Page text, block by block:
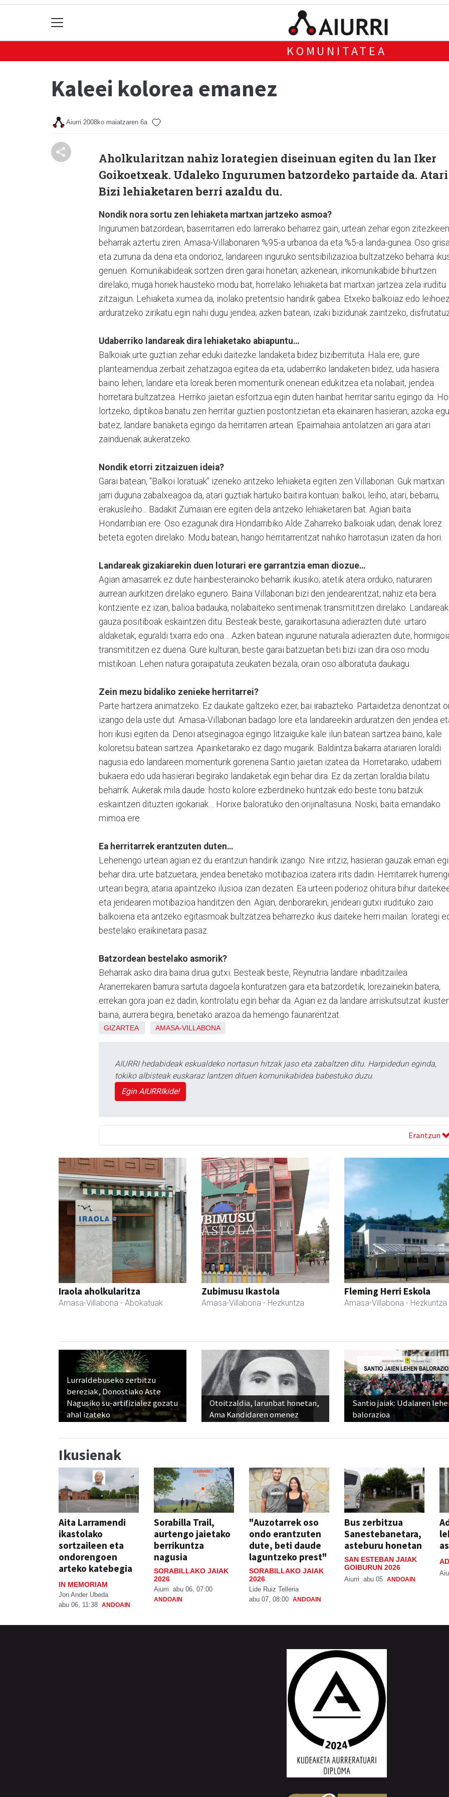
KOMUNITATEA
Kaleei kolorea emanez
Aiurri 2008ko maiatzaren 6a
Aholkularitzan nahiz lorategien diseinuan egiten du lan Iker
Goikoetxeak. Udaleko Ingurumen batzordeko partaide da. Atari
Bizi lehiaketaren berri azaldu du.
Nondik nora sortu zen lehiaketa martxan jartzeko asmoa?
Ingurumen batzordean, baserritarren edo larrerako beharrez gain, urtean zehar egon zitezkeen
beharrak aztertu ziren. Amasa-Villabonaren %95-a urbanoa da eta %5-a landa-gunea. Oso
eta zurruna da dena eta ondorioz, landareen inguruko sentsibilizazioa bultzatzeko beharra
genuen. Komunikabideak sortzen diren garai honetan, azkenean, inkomunikabide bihurtzen
direlako, muga horiek hausteko modu bat, horrelako lehiaketa bat martxan jartzea zela iruditu
zitzaigun. Lehiaketa xumea da, inolako pretentsio handirik gabea. Etxeko balkoiaz edo
arduratzeko zirikatu egin nahi dugu jendea; azken batean, izaki bizidunak zaintzeko,
Udaberriko landareak dira lehiaketako abiapuntu…
Balkoiak urte guztian zehar eduki daitezke landaketa bidez biziberrituta. Hala ere, gure
planteamendua zerbait zehatzagoa egitea da eta, udaberriko landaketen bidez, uda hasiera
baino lehen, landare eta loreak beren momenturik onenean edukitzea eta nolabait, jendea
horretara bultzatzea. Herriko jaietan esfortzua egin duten hainbat herritar saritu egingo da.
lortzeko, diptikoa banatu zen herritar guztien postontzietan eta ekainaren hasieran, azoka
batez, landare banaketa egingo da herritarren artean. Epaimahaia antolatzen ari gara atari
zainduenak aukeratzeko.
Nondik etorri zitzaizuen ideia?
Garai batean, “Balkoi loratuak” izeneko antzeko lehiaketa egiten zen Villabonan. Guk martxan
jarri duguna zabalxeagoa da, atari guztiak hartuko baitira kontuan: balkoi, leiho, atari, bebarru,
erakusleiho... Badakit Zumaian ere egiten dela antzeko lehiaketaren bat. Agian baita
Hondarribian ere. Oso ezagunak dira Hondarribiko Alde Zaharreko balkoiak udan, denak lorez
beteta egoten direlako. Modu batean, hango herritarrentzat nahiko harrotasun izaten da hori.
Landareak gizakiarekin duen loturari ere garrantzia eman diozue…
Agian amasarrek ez dute hainbesterainoko beharrik ikusiko; atetik atera orduko, naturaren
aurrean aurkitzen direlako egunero. Baina Villabonan bizi den jendearentzat, nahiz eta bera
kontziente ez izan, balioa badauka, nolabaiteko sentimenak transmititzen direlako. Landareak
gauza positiboak eskaintzen ditu. Besteak beste, garaikortasuna adierazten dute: urtaro
aldaketak, eguraldi txarra edo ona… Azken batean ingurune naturala adierazten dute,
transmititzen ez duena. Gure kulturan, beste garai batzuetan beti bizi izan dira oso modu
mistikoan. Lehen natura goraipatuta zeukaten bezala, orain oso alboratuta daukagu.
Zein mezu bidaliko zenieke herritarrei?
Parte hartzera animatzeko. Ez daukate galtzeko ezer, bai irabazteko. Partaidetza denontzat
izango dela uste dut. Amasa-Villabonan badago lore eta landareekin arduratzen den jendea
hori ikusi egiten da. Denoi atseginagoa egingo litzaiguke kale ilun batean sartzea baino, kale
koloretsu batean sartzea. Apainketarako ez dago mugarik. Baldintza bakarra atariaren loraldi
nagusia edo landareen momenturik gorenena Santio jaietan izatea da. Horretarako, udaberri
bukaera edo uda hasierari begirako landaketak egin behar dira. Ez da zertan loraldia bilatu
beharrik. Aukerak mila daude: hosto kolore ezberdineko huntzak edo beste tonu batzuk
eskaintzen dituzten igokariak… Horixe baloratuko den orijinaltasuna. Noski, baita emandako
mimoa ere.
Ea herritarrek erantzuten duten…
Lehenengo urtean agian ez du erantzun handirik izango. Nire iritziz, hasieran gauzak eman
behar dira; urte batzuetara, jendea benetako motibazioa izatera irits dadin. Herritarrek
urteari begira, ataria apaintzeko ilusioa izan dezaten. Ea urteen poderioz ohitura bihur
eta jendearen motibazioa handitzen den. Agian, denborarekin, jendeari gutxi irudituko zaio
balkoiena eta antzeko egitasmoak bultzatzea beharrezko ikus daiteke herri mailan: lorategi
bestelako eraikinetara pasaz.
Batzordean bestelako asmorik?
Beharrak asko dira baina dirua gutxi. Besteak beste, Reynutria landare inbaditzailea
Aranerrekaren barrura sartuta dagoela konturatzen gara eta batzordetik, lorezainekin batera,
errekan gora joan ez dadin, kontrolatu egin behar da. Agian ez da landare arriskutsutzat
baina, aurrera begira, benetako arazoa da hemengo faunarentzat.
GIZARTEA AMASA-VILLABONA
AIURRI hedabideak eskualdeko nortasun hitzak jaso eta zabaltzen ditu. Harpidedun eginda,
tokiko albisteak euskaraz lantzen dituen komunikabidea babestuko duzu.
Egin AIURRIkide!
Erantzun
Iraola aholkularitza
Amasa-Villabona - Abokatuak
Zubimusu Ikastola
Amasa-Villabona - Hezkuntza
Fleming Herri Eskola
Amasa-Villabona - Hezkuntza
Lurraldebuseko zerbitzu
bereziak, Donostiako Aste
Nagusiko su-artifizialez gozatu
ahal izateko
Otoitzaldia, larunbat honetan,
Ama Kandidaren omenez
Santio jaiak: Udalaren
balorazioa
Ikusienak
Aita Larramendi
ikastolako
sortzaileen eta
ondorengoen
arteko katebegia
IN MEMORIAM
Jon Ander Ubeda
abu 06, 11:38 ANDOAIN
Sorabilla Trail,
aurtengo jaietako
berrikuntza
nagusia
SORABILLAKO JAIAK
2026
Aiurri abu 06, 07:00
ANDOAIN
"Auzotarrek oso
ondo erantzuten
dute, beti daude
laguntzeko prest"
SORABILLAKO JAIAK
2026
Lide Ruiz Telleria
abu 07, 08:00 ANDOAIN
Bus zerbitzua
Sanestebanetara,
asteburu honetan
SAN ESTEBAN JAIAK
GOIBURUN 2026
Aiurri abu 05 ANDOAIN